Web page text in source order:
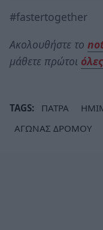
#fastertogether
Ακολουθήστε το
μάθετε πρώτοι
TAGS: ΠΑΤΡΑ
ΑΓΩΝΑΣ ΔΡΟΜΟΥ